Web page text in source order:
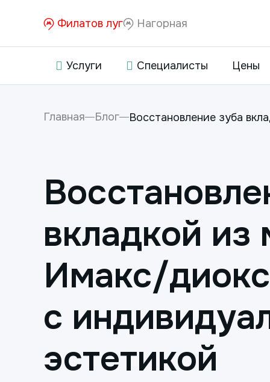
Филатов луг Нагорная
Услуги Специалисты Цены
Главная Блог Восстановление зуба
вкладкой из
Имакс/
с
эстетикой